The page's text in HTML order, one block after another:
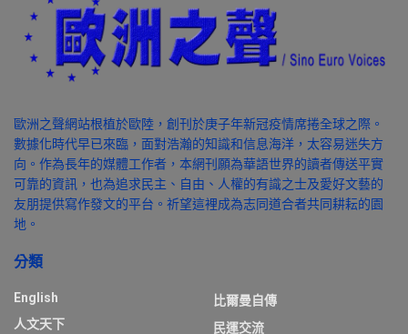
歐洲之聲網站根植於歐陸，創刊於庚子年新冠疫情席捲全球之際。
數據化時代早已來臨，面對浩瀚的知識和信息海洋，太容易迷失方
向。作為長年的媒體工作者，本網刊願為華語世界的讀者傳送平實
可靠的資訊，也為追求民主、自由、人權的有識之士及愛好文藝的
友朋提供寫作發文的平台。祈望這裡成為志同道合者共同耕耘的園
地。
分類
English
人文天下
比爾曼自傳
民運交流